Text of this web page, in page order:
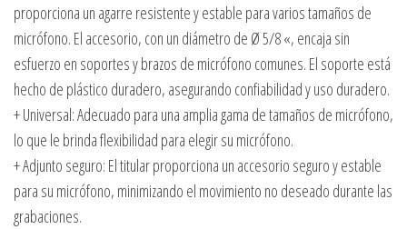
proporciona un agarre resistente y estable para varios tamaños de
micrófono. El accesorio, con un diámetro de Ø 5/8 «, encaja sin
esfuerzo en soportes y brazos de micrófono comunes. El soporte está
hecho de plástico duradero, asegurando confiabilidad y uso duradero.
+ Universal: Adecuado para una amplia gama de tamaños de micrófono,
lo que le brinda flexibilidad para elegir su micrófono.
+ Adjunto seguro: El titular proporciona un accesorio seguro y estable
para su micrófono, minimizando el movimiento no deseado durante las
grabaciones.